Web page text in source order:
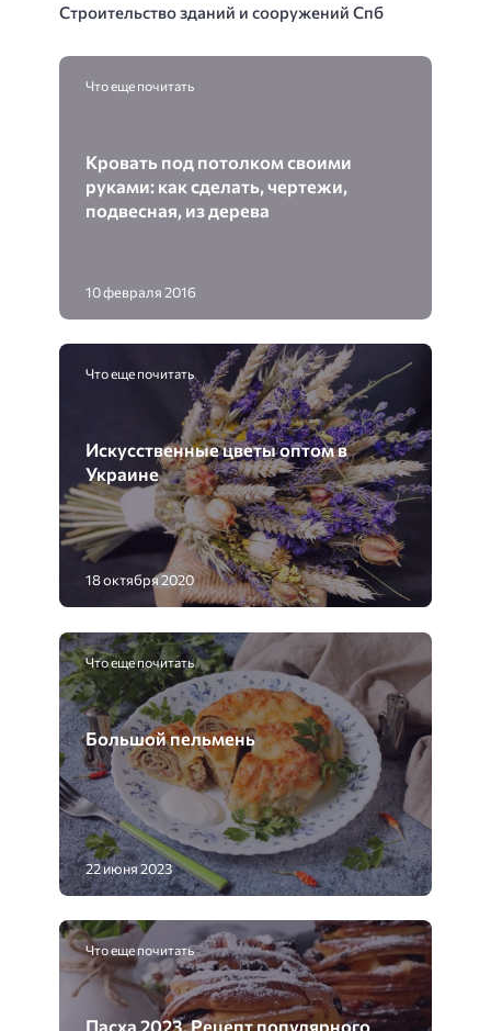
Строительство зданий и сооружений Спб
Что еще почитать
Кровать под потолком своими
руками: как сделать, чертежи,
подвесная, из дерева
10 февраля 2016
Что еще почитать
Искусственные цветы оптом в
Украине
18 октября 2020
Что еще почитать
Большой пельмень
22 июня 2023
Что еще почитать
Пасха 2023. Рецепт популярного